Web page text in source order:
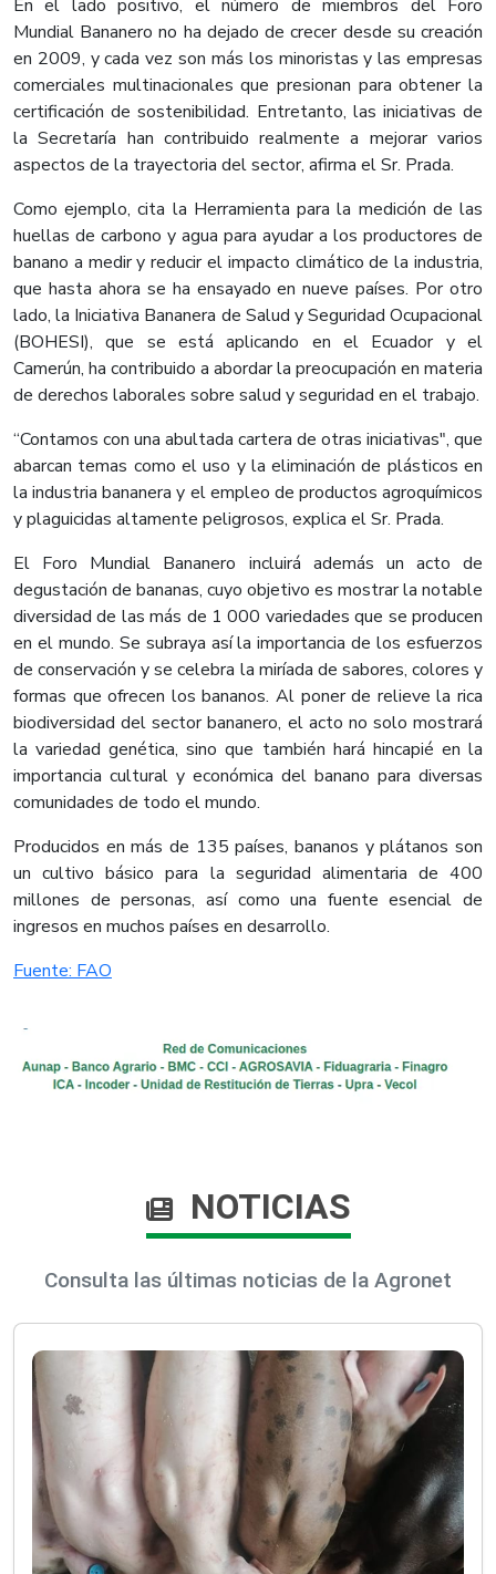
En el lado positivo, el número de miembros del Foro
Mundial Bananero no ha dejado de crecer desde su creación
en 2009, y cada vez son más los minoristas y las empresas
comerciales multinacionales que presionan para obtener la
certificación de sostenibilidad. Entretanto, las iniciativas de
la Secretaría han contribuido realmente a mejorar varios
aspectos de la trayectoria del sector, afirma el Sr. Prada.
Como ejemplo, cita la Herramienta para la medición de las
huellas de carbono y agua para ayudar a los productores de
banano a medir y reducir el impacto climático de la industria,
que hasta ahora se ha ensayado en nueve países. Por otro
lado, la Iniciativa Bananera de Salud y Seguridad Ocupacional
(BOHESI), que se está aplicando en el Ecuador y el
Camerún, ha contribuido a abordar la preocupación en materia
de derechos laborales sobre salud y seguridad en el trabajo.
“Contamos con una abultada cartera de otras iniciativas", que
abarcan temas como el uso y la eliminación de plásticos en
la industria bananera y el empleo de productos agroquímicos
y plaguicidas altamente peligrosos, explica el Sr. Prada.
El Foro Mundial Bananero incluirá además un acto de
degustación de bananas, cuyo objetivo es mostrar la notable
diversidad de las más de 1 000 variedades que se producen
en el mundo. Se subraya así la importancia de los esfuerzos
de conservación y se celebra la miríada de sabores, colores y
formas que ofrecen los bananos. Al poner de relieve la rica
biodiversidad del sector bananero, el acto no solo mostrará
la variedad genética, sino que también hará hincapié en la
importancia cultural y económica del banano para diversas
comunidades de todo el mundo.
Producidos en más de 135 países, bananos y plátanos son
un cultivo básico para la seguridad alimentaria de 400
millones de personas, así como una fuente esencial de
ingresos en muchos países en desarrollo.​
Fuente: FAO​
NOTICIAS
Consulta las últimas noticias de la Agronet